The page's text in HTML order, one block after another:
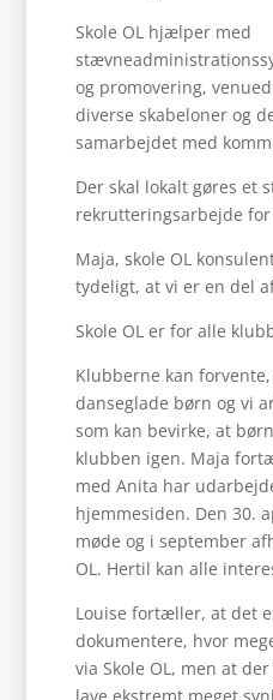
Skole OL hjælper med
og promovering,
diverse skabeloner og
samarbejdet med
Der skal lokalt gøres et
rekrutteringsarbejde
Maja, skole OL
tydeligt, at vi er en del
Skole OL er for alle
Klubberne kan
danseglade børn og vi
som kan bevirke, at
klubben igen. Maja
med Anita har
hjemmesiden. Den 30.
møde og i september
OL. Hertil kan alle
Louise fortæller, at det
dokumentere, hvor
via Skole OL, men at